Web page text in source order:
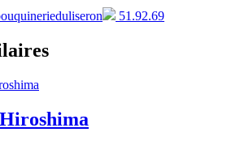
51.92.69